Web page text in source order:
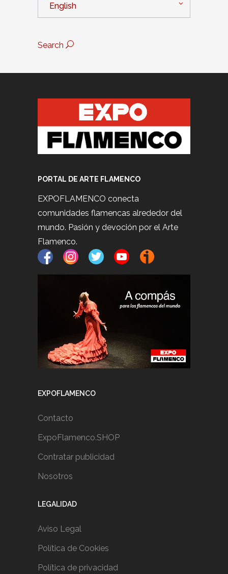
English
Search
PORTAL DE ARTE FLAMENCO
EXPOFLAMENCO conecta
comunidades flamencas alrededor del
mundo. Pasión y devoción por el Arte
Flamenco.
EXPOFLAMENCO
Contacto
ExpoFlamenco.SHOP
Contratar publicidad
Nosotros
LEGALIDAD
Aviso Legal
Política de Cookies
Política de privacidad